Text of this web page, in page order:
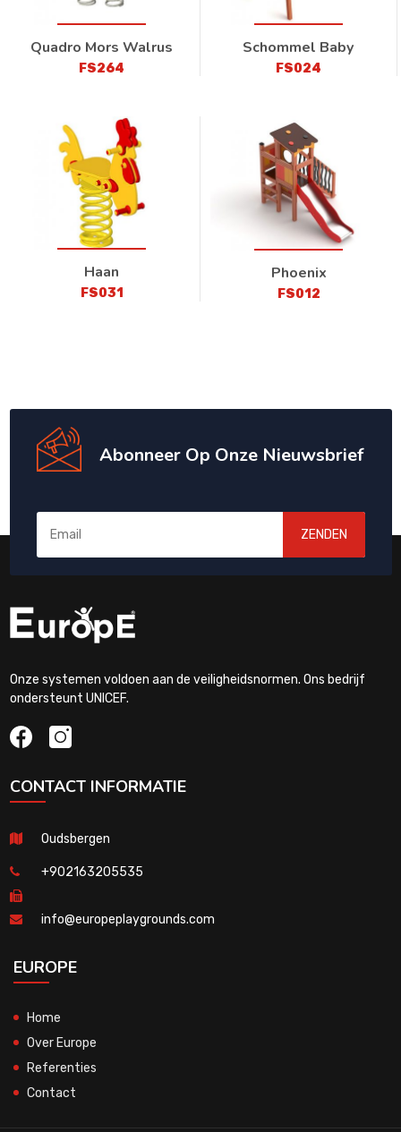
Quadro Mors Walrus
FS264
Schommel Baby
FS024
Haan
FS031
Phoenix
FS012
Abonneer Op Onze Nieuwsbrief
ZENDEN
Onze systemen voldoen aan de veiligheidsnormen. Ons bedrijf
ondersteunt UNICEF.
CONTACT INFORMATIE
Oudsbergen
+902163205535
info@europeplaygrounds.com
EUROPE
Home
Over Europe
Referenties
Contact